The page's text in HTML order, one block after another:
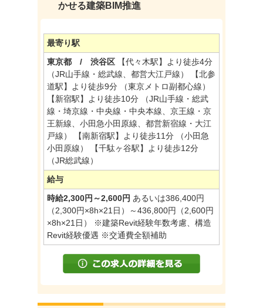
かせる建築BIM推進
最寄り駅
東京都 / 渋谷区 【代々木駅】より徒歩4分
（JR山手線・総武線、都営大江戸線） 【北参
道駅】より徒歩9分 （東京メトロ副都心線）
【新宿駅】より徒歩10分 （JR山手線・総武
線・埼京線・中央線・中央本線、京王線・京
王新線、小田急小田原線、都営新宿線・大江
戸線） 【南新宿駅】より徒歩11分 （小田急
小田原線） 【千駄ヶ谷駅】より徒歩12分
（JR総武線）
給与
時給2,300円～2,600円 あるいは386,400円
（2,300円×8h×21日）～436,800円（2,600円
×8h×21日） ※建築Revit経験年数考慮、構造
Revit経験優遇 ※交通費全額補助